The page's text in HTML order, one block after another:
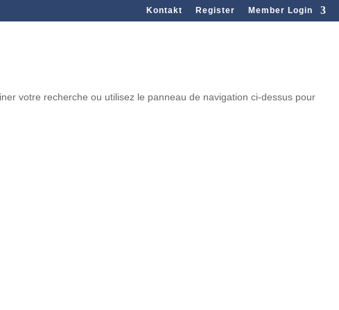
Kontakt Register Member Login
votre recherche ou utilisez le panneau de navigation ci-dessus pour